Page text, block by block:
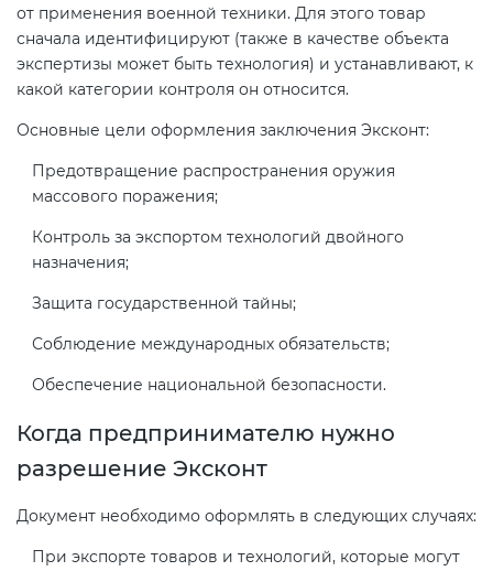
от применения военной техники. Для этого товар
сначала идентифицируют (также в качестве объекта
экспертизы может быть технология) и устанавливают, к
какой категории контроля он относится.
Основные цели оформления заключения Эксконт:
Предотвращение распространения оружия
массового поражения;
Контроль за экспортом технологий двойного
назначения;
Защита государственной тайны;
Соблюдение международных обязательств;
Обеспечение национальной безопасности.
Когда предпринимателю нужно
разрешение Эксконт
Документ необходимо оформлять в следующих случаях:
При экспорте товаров и технологий, которые могут
Сертификация спортивных
товаров
БАДы
Декларация ТР ТС
Декларирование косметики (ТР
по схеме 5Д (ТР ТС 010)
Декларирование пищевой
продукции (ТР ТС 021)
Декларирование алкогольной
продукции (ТР ЕАЭС 047)
Декларирование
электромагнитной